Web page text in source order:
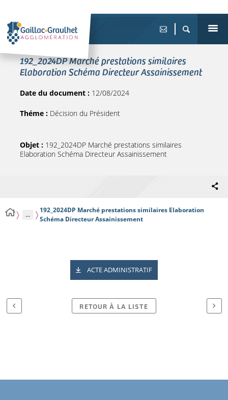
192_2024DP Marché prestations similaires
Elaboration Schéma Directeur Assainissement
Date du document : 12/08/2024
Théme : Décision du Président
Objet : 192_2024DP Marché prestations similaires
Elaboration Schéma Directeur Assainissement
...
192_2024DP Marché prestations similaires Elaboration
Schéma Directeur Assainissement
ACTE ADMINISTRATIF
RETOUR À LA LISTE